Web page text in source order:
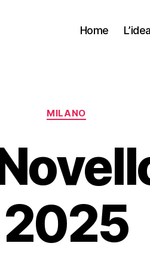
Home L’idea
Categorie
MILANO
2025